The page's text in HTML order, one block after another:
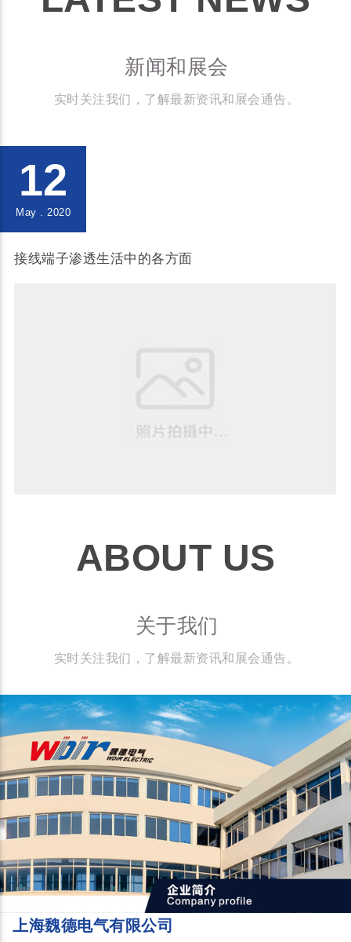
新闻和展会
实时关注我们，了解最新资讯和展会通告。
12
May . 2020
接线端子渗透生活中的各方面
ABOUT US
关于我们
实时关注我们，了解最新资讯和展会通告。
上海魏德电气有限公司